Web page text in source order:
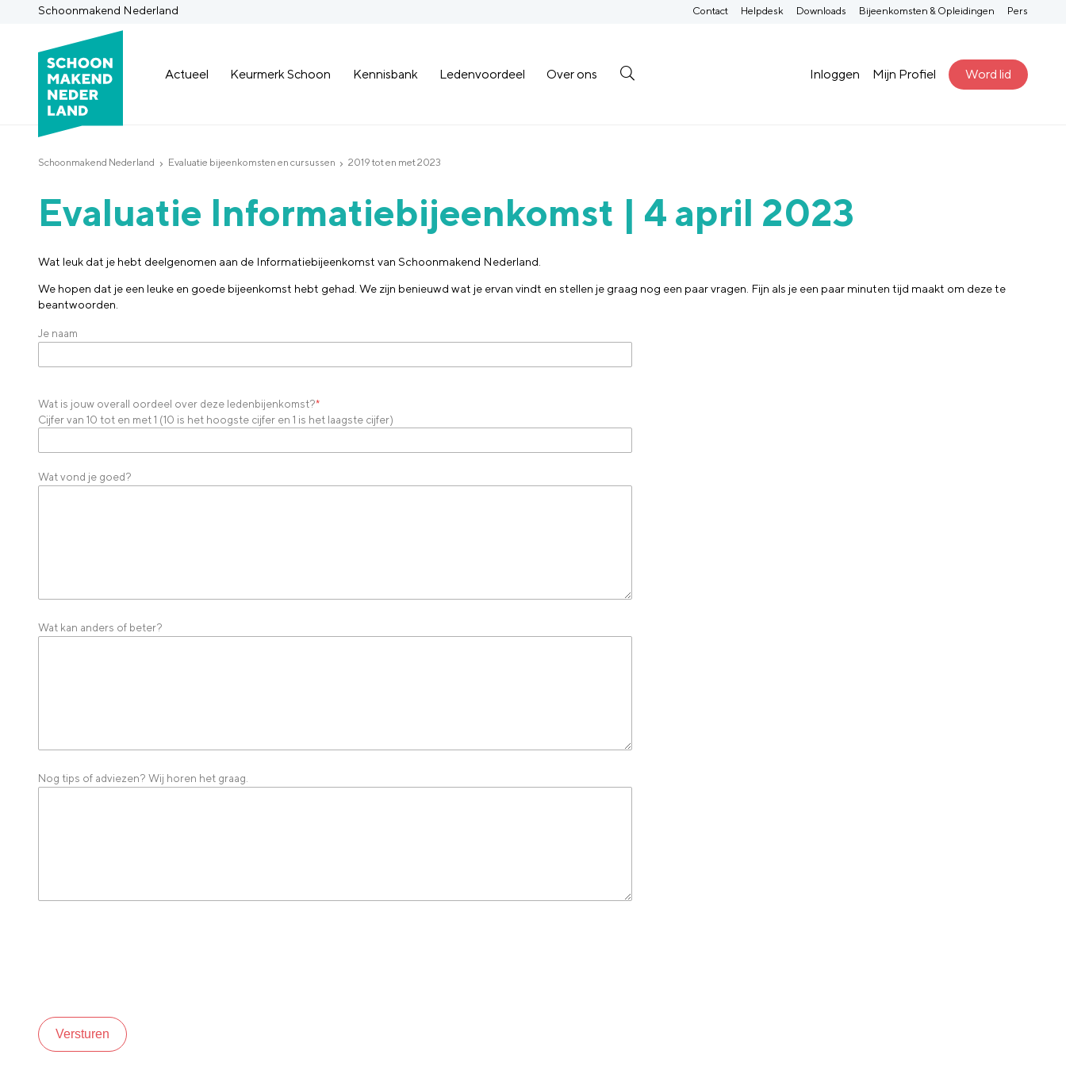
Schoonmakend Nederland
Actueel Keurmerk Schoon Kennisbank Ledenvoordeel Over ons Inloggen Mijn Profiel Word lid
Contact Helpdesk Downloads Bijeenkomsten & Opleidingen Pers
Schoonmakend Nederland Evaluatie bijeenkomsten en cursussen 2019 tot en met 2023
Evaluatie Informatiebijeenkomst | 4 april 2023
Wat leuk dat je hebt deelgenomen aan de Informatiebijeenkomst van Schoonmakend Nederland.
We hopen dat je een leuke en goede bijeenkomst hebt gehad. We zijn benieuwd wat je ervan vindt en stellen je graag nog een paar vragen. Fijn als je een paar minuten tijd maakt om deze te
beantwoorden.
Je naam
Wat is jouw overall oordeel over deze ledenbijenkomst?*
Cijfer van 10 tot en met 1 (10 is het hoogste cijfer en 1 is het laagste cijfer)
Wat vond je goed?
Wat kan anders of beter?
Nog tips of adviezen? Wij horen het graag.
Versturen